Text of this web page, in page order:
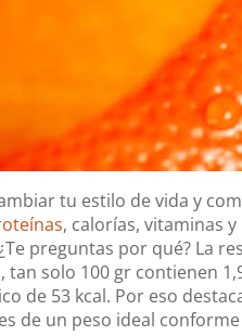
tu estilo de vida y
, calorías, vitaminas
preguntas por qué? La
solo 100 gr contienen
de 53 kcal. Por eso
de un peso ideal